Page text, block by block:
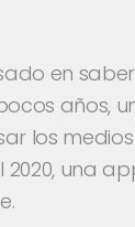
en
años,
los medios
2020, una